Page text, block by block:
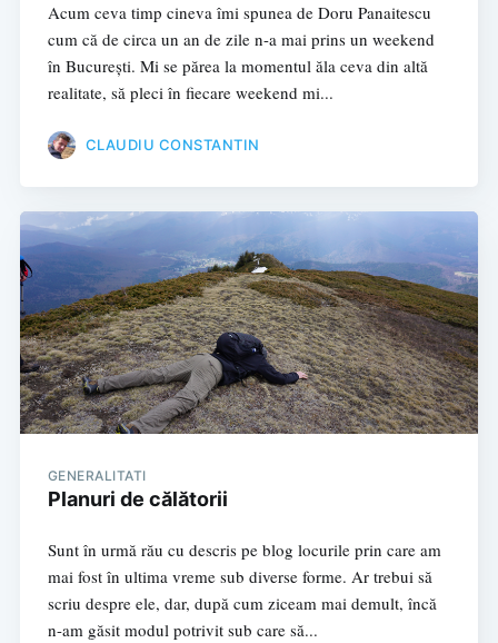
Acum ceva timp cineva îmi spunea de Doru Panaitescu
cum că de circa un an de zile n-a mai prins un weekend
în București. Mi se părea la momentul ăla ceva din altă
realitate, să pleci în fiecare weekend mi...
CLAUDIU CONSTANTIN
GENERALITATI
Planuri de călătorii
Sunt în urmă rău cu descris pe blog locurile prin care am
mai fost în ultima vreme sub diverse forme. Ar trebui să
scriu despre ele, dar, după cum ziceam mai demult, încă
n-am găsit modul potrivit sub care să...